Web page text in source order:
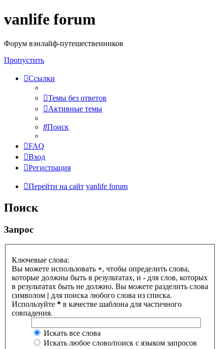
vanlife forum
Форум вэнлайф-путешественников
Пропустить
Ссылки
Темы без ответов
Активные темы
Поиск
FAQ
Вход
Регистрация
Перейти на сайт vanlife forum
Поиск
Запрос
Ключевые слова:
Вы можете использовать +, чтобы определить слова,
которые должны быть в результатах, и - для слов, которых
в результатах быть не должно. Вы можете разделить слова
символом | для поиска любого слова из списка.
Используйте * в качестве шаблона для частичного
совпадения.
Искать все слова
Искать любое слово/поиск с языком запросов